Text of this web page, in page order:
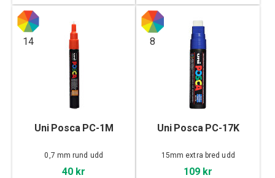
14
Uni Posca PC-1M
0,7 mm rund udd
40 kr
8
Uni Posca PC-17K
15mm extra bred udd
109 kr